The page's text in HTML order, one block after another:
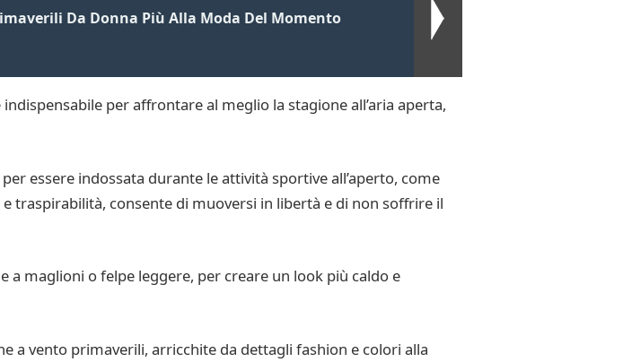
Da Donna Più Alla Moda Del Momento
per affrontare al meglio la stagione all’aria aperta,
essere indossata durante le attività sportive all’aperto, come
traspirabilità, consente di muoversi in libertà e di non soffrire il
a maglioni o felpe leggere, per creare un look più caldo e
a vento primaverili, arricchite da dettagli fashion e colori alla